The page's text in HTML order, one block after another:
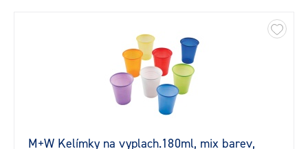
M+W Kelímky na vyplach.180ml, mix barev,